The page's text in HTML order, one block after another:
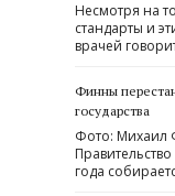
Несмотря на
стандарты и
врачей
Финны
государства
Фото: Михаил
года